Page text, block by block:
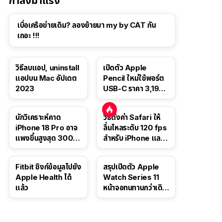
เบื่อเครือข่ายเดิม? ลองย้ายมา my by CAT กัน
เถอะ !!!
วิธีลบแอป, uninstall
แอปบน Mac อัปเดต
2023
เปิดตัว Apple
Pencil ใหม่ใช้พอร์ต
USB-C ราคา 3,190
นี้
นักวิเคราะห์คาด
iPhone 18 Pro อาจ
แพงขึ้นสูงสุด 300
วิธีตั้งค่า Safari ให้
ลื่นไหลระดับ 120 fps
สำหรับ iPhone และ
Fitbit ซิงก์ข้อมูลไปยัง
Apple Health ได้
แล้ว
สรุปเปิดตัว Apple
Watch Series 11
หน้าจอทนทานกว่าเดิม